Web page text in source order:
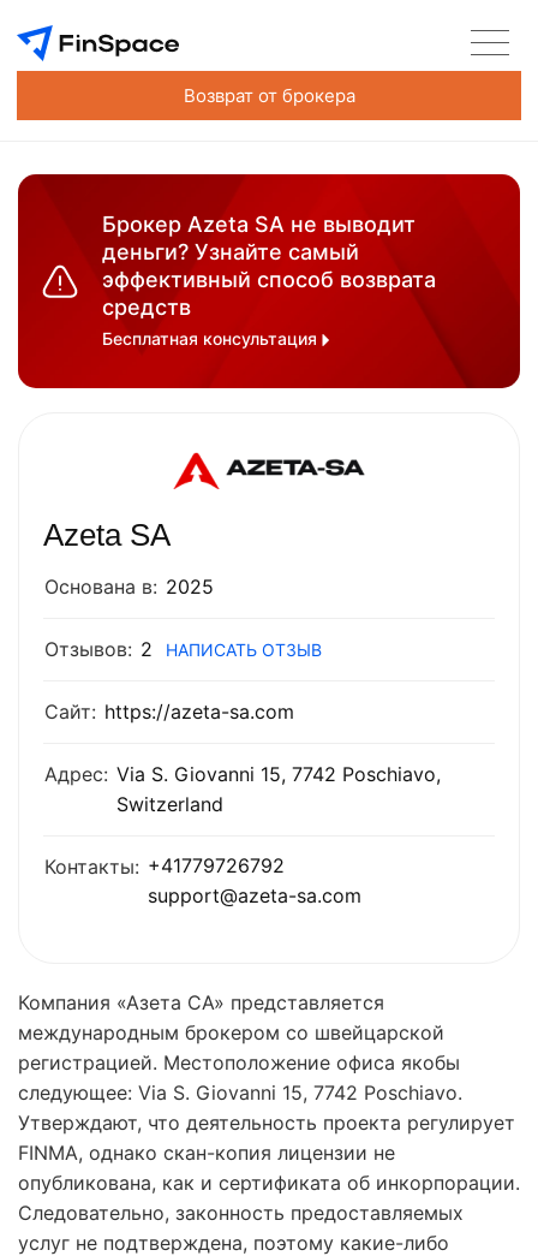
Возврат от брокера
Брокер Azeta SA не выводит
деньги? Узнайте самый
эффективный способ возврата
средств
Бесплатная консультация
Azeta SA
Основана в: 2025
Отзывов: 2 НАПИСАТЬ ОТЗЫВ
Сайт: https://azeta-sa.com
Адрес: Via S. Giovanni 15, 7742 Poschiavo,
Switzerland
Контакты: +41779726792
support@azeta-sa.com
Компания «Азета СА» представляется
международным брокером со швейцарской
регистрацией. Местоположение офиса якобы
следующее: Via S. Giovanni 15, 7742 Poschiavo.
Утверждают, что деятельность проекта регулирует
FINMA, однако скан-копия лицензии не
опубликована, как и сертификата об инкорпорации.
Следовательно, законность предоставляемых
услуг не подтверждена, поэтому какие-либо